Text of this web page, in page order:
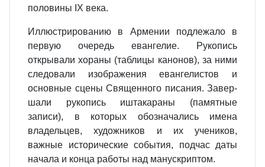
половины IX века.
Иллюстрированию в Армении под­лежало в
первую очередь евангелие. Рукопись
открывали хораны (табли­цы канонов), за ними
следовали из­ображения евангелистов и
основные сцены Священного писания. Завер­
шали рукопись иштакараны (памят­ные
записи), в которых обознача­лись имена
владельцев, художников и их учеников,
важные историче­ские события, подчас даты
начала и конца работы над манускриптом.